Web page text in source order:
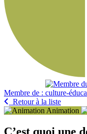
Membre de :
Retour à la liste
Animation